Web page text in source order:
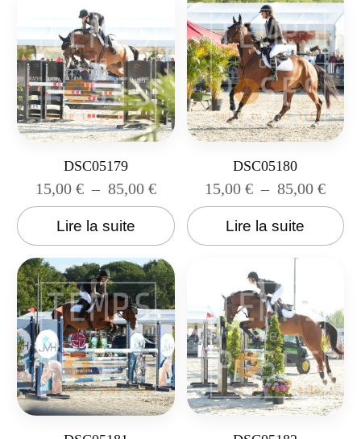
DSC05179
15,00 € – 85,00 €
Lire la suite
DSC05180
15,00€ – 85,00€
Lire la suite